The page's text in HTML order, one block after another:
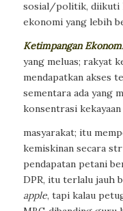
sosial/politik, diikuti
ekonomi yang lebih
Ketimpangan
yang meluas; rakyat
mendapatkan akses
sementara ada yang
konsentrasi
masyarakat; itu
kemiskinan secara
pendapatan petani
DPR, itu terlalu jauh
apple, tapi kalau